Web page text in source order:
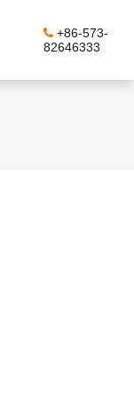
+86-573-
82646333